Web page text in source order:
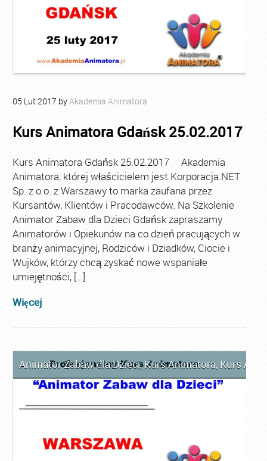
05 Lut2017 byAkademia Animatora
Kurs Animatora Gdańsk 25.02.2017
Kurs Animatora Gdańsk 25.02.2017 Akademia
Animatora, której właścicielem jest Korporacja.NET
Sp. z o.o. z Warszawy to marka zaufana przez
Kursantów, Klientów i Pracodawców. Na Szkolenie
Animator Zabaw dla Dzieci Gdańsk zapraszamy
Animatorów i Opiekunów na co dzień pracujących w
branży animacyjnej, Rodziców i Dziadków, Ciocie i
Wujków, którzy chcą zyskać nowe wspaniałe
umiejętności, […]
Więcej
Animator Zabaw dla Dzieci,Kurs Animatora, Kurs